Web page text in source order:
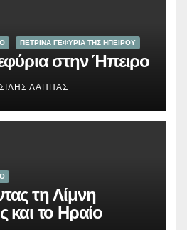
ΠΕΤΡΙΝΑ ΓΕΦΥΡΙΑ ΤΗΣ ΗΠΕΙΡΟΥ
στην Ήπειρο
ΛΆΠΠΑΣ
τη Λίμνη
και το Ηραίο